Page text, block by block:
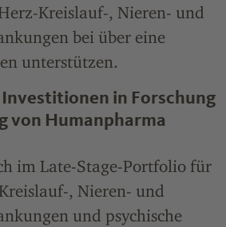
Kreislauf-, Nieren- und
bei über eine
unterstützen.
in Forschung
von Humanpharma
im Late-Stage-Portfolio für
, Nieren- und
und psychische